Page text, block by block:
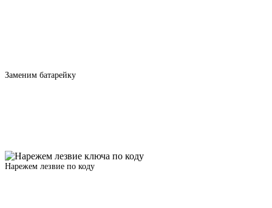
Заменим батарейку
Нарежем лезвие по коду